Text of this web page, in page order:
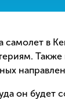
самолет в
он будет